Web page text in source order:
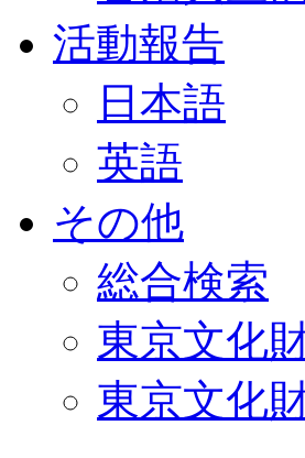
活動報告
日本語
英語
その他
総合検索
東京文化
東京文化